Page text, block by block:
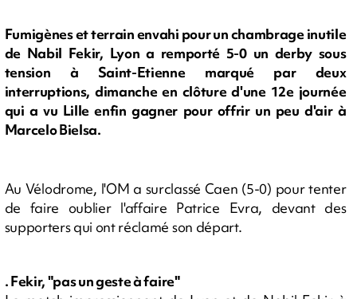
Fumigènes et terrain envahi pour un chambrage inutile
de Nabil Fekir, Lyon a remporté 5-0 un derby sous
tension à Saint-Etienne marqué par deux
interruptions, dimanche en clôture d'une 12e journée
qui a vu Lille enfin gagner pour offrir un peu d'air à
Marcelo Bielsa.
Au Vélodrome, l'OM a surclassé Caen (5-0) pour tenter
de faire oublier l'affaire Patrice Evra, devant des
supporters qui ont réclamé son départ.
. Fekir, "pas un geste à faire"